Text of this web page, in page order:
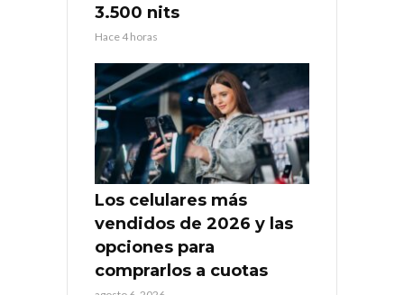
3.500 nits
Hace 4 horas
Los celulares más
vendidos de 2026 y las
opciones para
comprarlos a cuotas